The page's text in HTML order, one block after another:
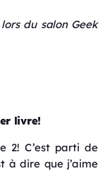
du salon Geek
livre!
2! C’est parti de
à dire que j’aime